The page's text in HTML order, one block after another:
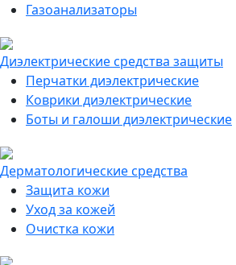
Газоанализаторы
Диэлектрические средства защиты
Перчатки диэлектрические
Коврики диэлектрические
Боты и галоши диэлектрические
Дерматологические средства
Защита кожи
Уход за кожей
Очистка кожи